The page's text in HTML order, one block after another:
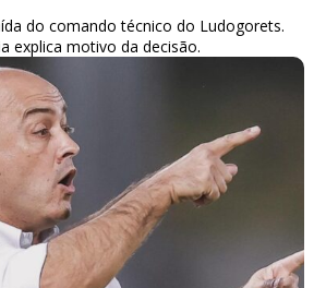
do comando técnico do Ludogorets.
explica motivo da decisão.